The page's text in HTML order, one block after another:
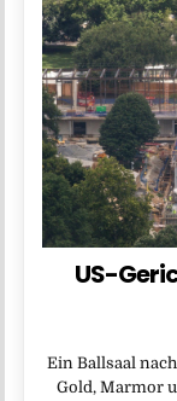
US-
Ein Ballsaal
Gold, Marmor